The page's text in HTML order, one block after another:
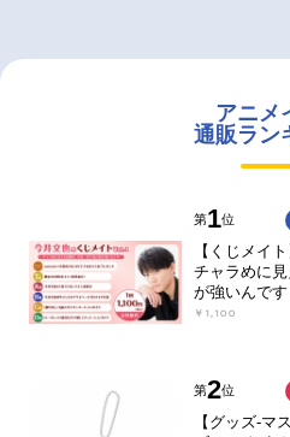
アニメ
通販ラン
第1位
【くじメイ
チャラめに
が強いんです
￥1,100
第2位
【グッズ-マ